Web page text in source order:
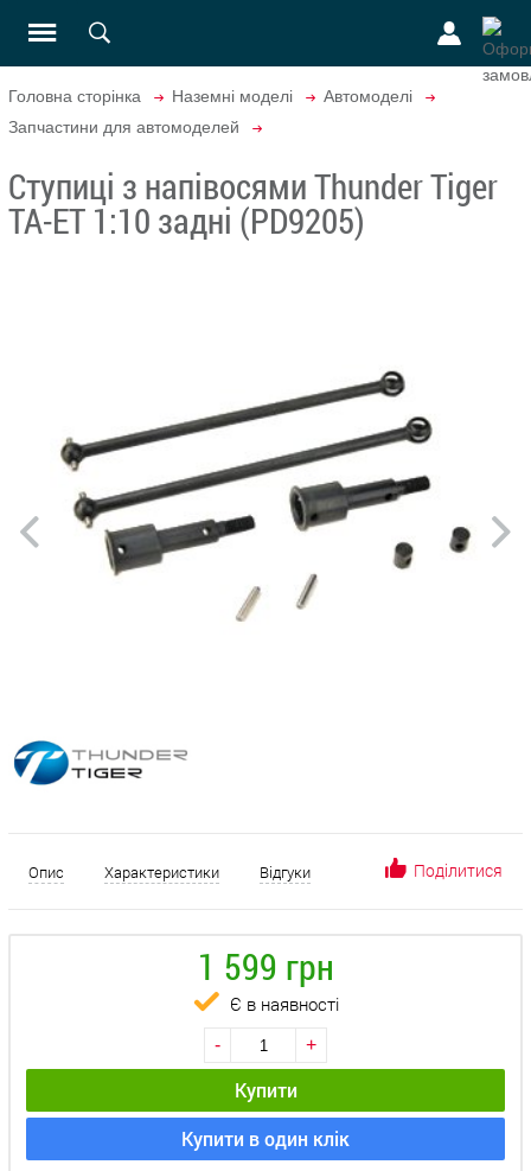
Головна сторінка Наземні моделі
Автомоделі
Запчастини для автомоделей
Ступиці з напівосями Thunder Tiger
TA-ET 1:10 задні (PD9205)
Опис Характеристики Відгуки Поділитися
1 599 грн
Є в наявності
- +
Купити
Купити в один клік